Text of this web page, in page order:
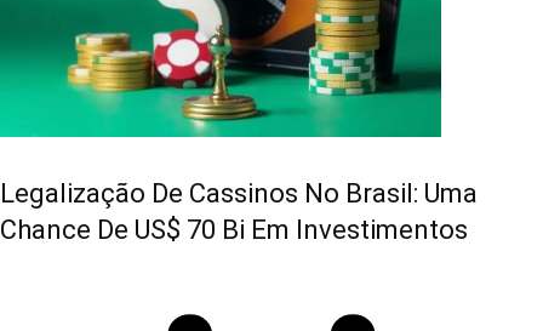
Legalização De Cassinos No Brasil: Uma
Chance De US$ 70 Bi Em Investimentos